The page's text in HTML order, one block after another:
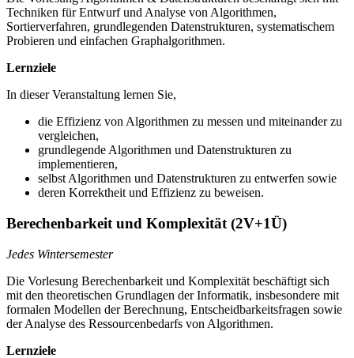
Techniken für Entwurf und Analyse von Algorithmen,
Sortierverfahren, grundlegenden Datenstrukturen, systematischem
Probieren und einfachen Graphalgorithmen.
Lernziele
In dieser Veranstaltung lernen Sie,
die Effizienz von Algorithmen zu messen und miteinander zu
vergleichen,
grundlegende Algorithmen und Datenstrukturen zu
implementieren,
selbst Algorithmen und Datenstrukturen zu entwerfen sowie
deren Korrektheit und Effizienz zu beweisen.
Berechenbarkeit und Komplexität (2V+1Ü)
Jedes Wintersemester
Die Vorlesung Berechenbarkeit und Komplexität beschäftigt sich
mit den theoretischen Grundlagen der Informatik, insbesondere mit
formalen Modellen der Berechnung, Entscheidbarkeitsfragen sowie
der Analyse des Ressourcenbedarfs von Algorithmen.
Lernziele